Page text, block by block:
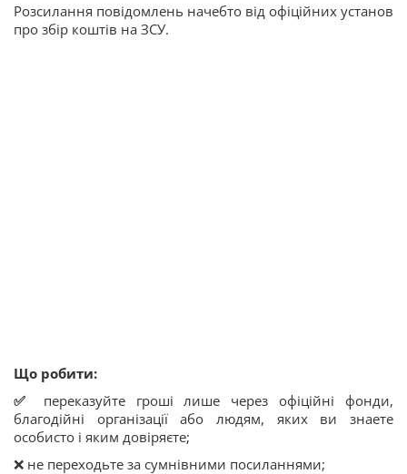
Розсилання повідомлень начебто від офіційних установ
про збір коштів на ЗСУ.
Що робити:
✅
переказуйте гроші лише через офіційні фонди,
благодійні організації або людям, яких ви знаете
особисто і яким довіряєте;
❌ не переходьте за сумнівними посиланнями;